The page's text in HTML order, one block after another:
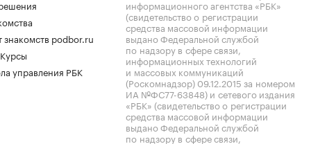
знакомств podbor.ru
управления РБК
информационного агентства «РБК»
(свидетельство о регистрации
средства массовой информации
выдано Федеральной службой
по надзору в сфере связи,
информационных технологий
и массовых коммуникаций
(Роскомнадзор) 09.12.2015 за номером
ИА №ФС77-63848) и сетевого издания
«РБК» (свидетельство о регистрации
средства массовой информации
выдано Федеральной службой
по надзору в сфере связи,